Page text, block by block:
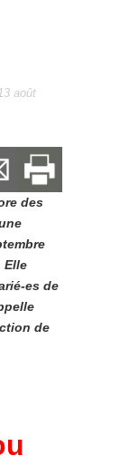
août
des
Elle
es de
de